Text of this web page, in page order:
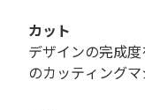
カット
デザインの完成
のカッティングマ